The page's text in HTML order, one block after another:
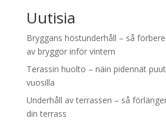
Uutisia
Bryggans höstunderhåll – så
av bryggor inför vintern
Terassin huolto – näin pidennät
vuosilla
Underhåll av terrassen – så
din terrass